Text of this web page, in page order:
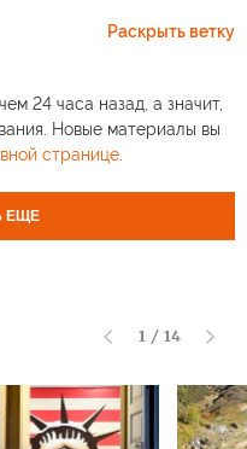
Раскрыть ветку
24 часа назад, а значит,
Новые материалы вы
странице.
ЕЩЕ
1 / 14